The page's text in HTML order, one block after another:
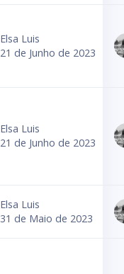
Elsa Luis
21 de Junho de 2023
Elsa Luis
21 de Junho de 2023
Elsa Luis
31 de Maio de 2023